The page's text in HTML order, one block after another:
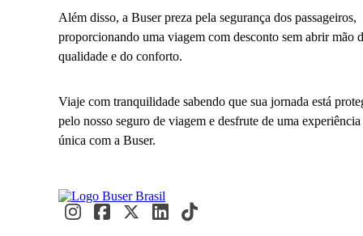
Além disso, a Buser preza pela segurança dos passageiros,
proporcionando uma viagem com desconto sem abrir mão
qualidade e do conforto.
Viaje com tranquilidade sabendo que sua jornada está
pelo nosso seguro de viagem e desfrute de uma experiência
única com a Buser.